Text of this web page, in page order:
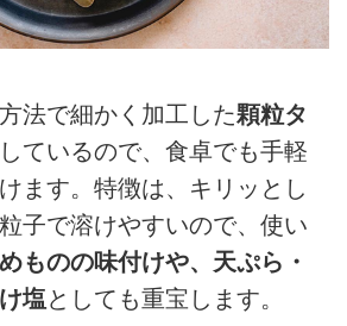
法で細かく加工した顆粒タ
ているので、食卓でも手軽
ます。特徴は、キリッとし
子で溶けやすいので、使い
ものの味付けや、天ぷら・
塩としても重宝します。